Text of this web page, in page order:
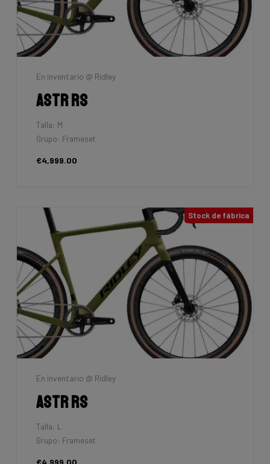
En inventario @ Ridley
Astr RS
Talla: M
Grupo: Frameset
€4,999.00
Stock de fábrica
En inventario @ Ridley
Astr RS
Talla: L
Grupo: Frameset